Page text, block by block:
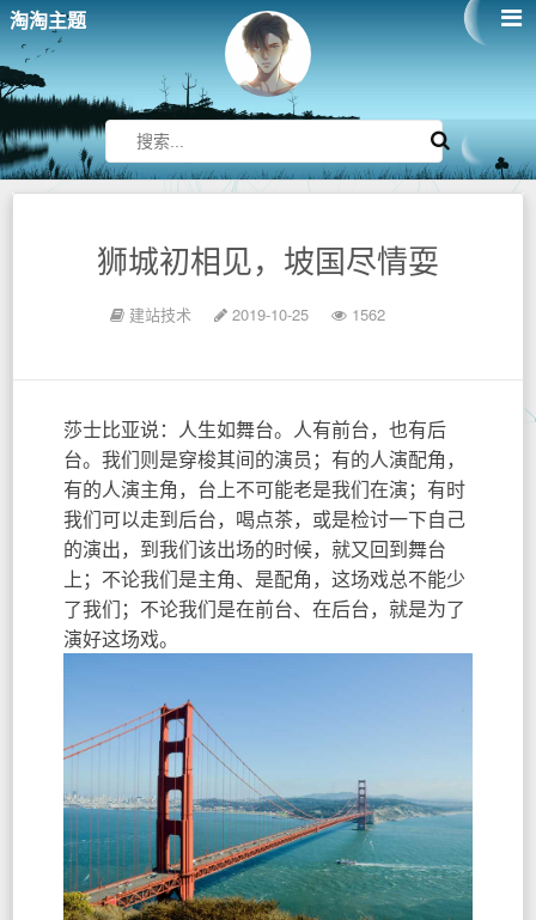
淘淘主题
狮城初相见，坡国尽情耍
建站技术 2019-10-25 1562
莎士比亚说：人生如舞台。人有前台，也有后
台。我们则是穿梭其间的演员；有的人演配角，
有的人演主角，台上不可能老是我们在演；有时
我们可以走到后台，喝点茶，或是检讨一下自己
的演出，到我们该出场的时候，就又回到舞台
上；不论我们是主角、是配角，这场戏总不能少
了我们；不论我们是在前台、在后台，就是为了
演好这场戏。